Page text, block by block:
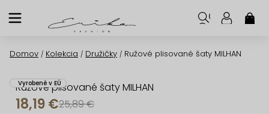
na
Domov / Kolekcia / Družičky / Ružové plisované šaty MILHAN
Ružové plisované šaty MILHAN
Vyrobené v EÚ
25,89 €
18,19 €